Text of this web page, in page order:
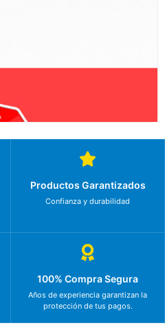
Productos Garantizados
Confianza y durabilidad
100% Compra Segura
Años de experiencia garantizan la
protección de tus pagos.